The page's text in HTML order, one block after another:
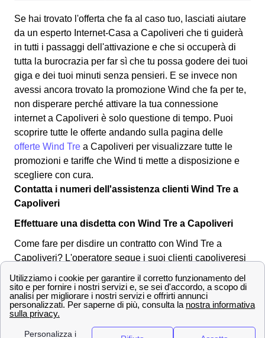
Se hai trovato l'offerta che fa al caso tuo, lasciati aiutare
da un esperto Internet-Casa a Capoliveri che ti guiderà
in tutti i passaggi dell'attivazione e che si occuperà di
tutta la burocrazia per far sì che tu possa godere dei tuoi
giga e dei tuoi minuti senza pensieri. E se invece non
avessi ancora trovato la promozione Wind che fa per te,
non disperare perché attivare la tua connessione
internet a Capoliveri è solo questione di tempo. Puoi
scoprire tutte le offerte andando sulla pagina delle
offerte Wind Tre a Capoliveri per visualizzare tutte le
promozioni e tariffe che Wind ti mette a disposizione e
scegliere con cura.
Contatta i numeri dell'assistenza clienti Wind Tre a
Capoliveri
Effettuare una disdetta con Wind Tre a Capoliveri
Come fare per disdire un contratto con Wind Tre a
Capoliveri? L'operatore segue i suoi clienti capoliveresi
un abbonamento o tariffa. Puoi effettuare una disdetta in
qualsiasi momento, l'importante è inviare una
comunicazione per tempo all'operatore a Capoliveri.
Ecco qua sotto alcuni dei canali utilizzabili: